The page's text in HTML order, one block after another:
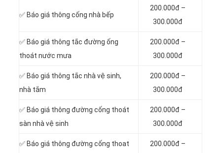
✅ Báo giá thông cống nhà bếp
200.000đ –
300.000đ
✅ Báo giá thông tắc đường ống
thoát nước mưa
200.000đ –
300.000đ
✅ Báo giá thông tắc nhà vệ sinh,
nhà tắm
200.000đ –
300.000đ
✅ Báo giá thông đường cống thoát
sàn nhà vệ sinh
200.000đ –
300.000đ
✅ Báo giá thông đường cống thoat
200.000đ –